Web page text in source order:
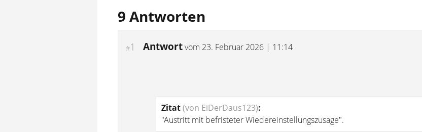
9 Antworten
#1 Antwortvom 23. Februar 2026 | 11:14
Zitat(von EiDerDaus123):
"Austritt mit befristeter Wiedereinstellungszusage".